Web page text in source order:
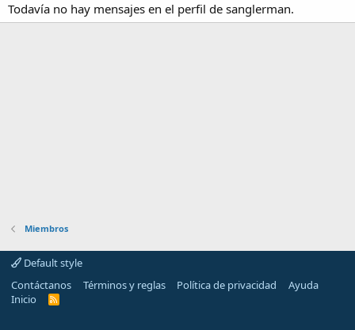
Todavía no hay mensajes en el perfil de sanglerman.
Miembros
Default style
Contáctanos
Términos y reglas Política de privacidad
Ayuda
Inicio
R